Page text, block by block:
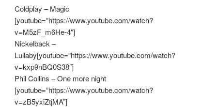
Coldplay – Magic
[youtube=”https://www.youtube.com/watch?
v=M5zF_m6He-4″]
Nickelback –
Lullaby[youtube=”https://www.youtube.com/watch?
v=kxp9nBQ0S38″]
Phil Collins – One more night
[youtube=”https://www.youtube.com/watch?
v=zB5yxiZtjMA”]